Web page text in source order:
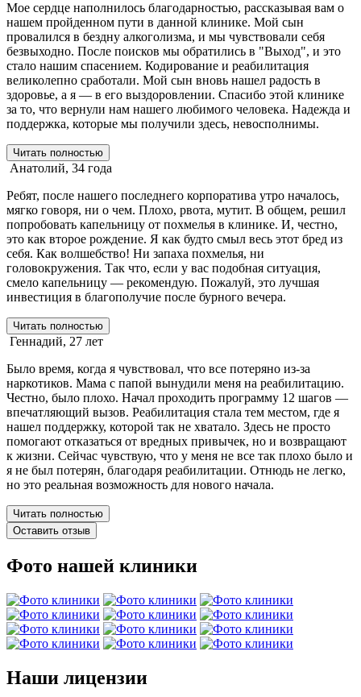
Мое сердце наполнилось благодарностью, рассказывая вам о
нашем пройденном пути в данной клинике. Мой сын
провалился в бездну алкоголизма, и мы чувствовали себя
безвыходно. После поисков мы обратились в "Выход", и это
стало нашим спасением. Кодирование и реабилитация
великолепно сработали. Мой сын вновь нашел радость в
здоровье, а я — в его выздоровлении. Спасибо этой клинике
за то, что вернули нам нашего любимого человека. Надежда и
поддержка, которые мы получили здесь, невосполнимы.
Читать полностью
Анатолий, 34 года
Ребят, после нашего последнего корпоратива утро началось,
мягко говоря, ни о чем. Плохо, рвота, мутит. В общем, решил
попробовать капельницу от похмелья в клинике. И, честно,
это как второе рождение. Я как будто смыл весь этот бред из
себя. Как волшебство! Ни запаха похмелья, ни
головокружения. Так что, если у вас подобная ситуация,
смело капельницу — рекомендую. Пожалуй, это лучшая
инвестиция в благополучие после бурного вечера.
Читать полностью
Геннадий, 27 лет
Было время, когда я чувствовал, что все потеряно из-за
наркотиков. Мама с папой вынудили меня на реабилитацию.
Честно, было плохо. Начал проходить программу 12 шагов —
впечатляющий вызов. Реабилитация стала тем местом, где я
нашел поддержку, которой так не хватало. Здесь не просто
помогают отказаться от вредных привычек, но и возвращают
к жизни. Сейчас чувствую, что у меня не все так плохо было и
я не был потерян, благодаря реабилитации. Отнюдь не легко,
но это реальная возможность для нового начала.
Читать полностью
Оставить отзыв
Фото нашей клиники
Наши лицензии